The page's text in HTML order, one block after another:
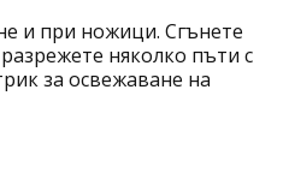
и при ножици. Сгънете
няколко пъти с
за освежаване на